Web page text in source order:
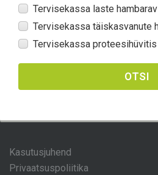
Tervisekassa laste
Tervisekassa täiskasvanute
Tervisekassa proteesihüvitis
OTSI
Kasutusjuhend
Privaatsuspoliitika